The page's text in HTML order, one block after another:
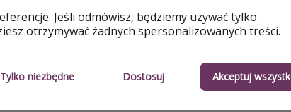
pobytu - 105 zł/os
Jeśli odmówisz, będziemy używać tylko
otrzymywać żadnych spersonalizowanych treści.
Tylko niezbędne Dostosuj Akceptuj